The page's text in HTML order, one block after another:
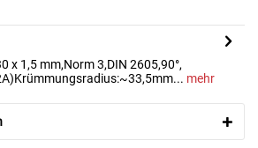
x 1,5 mm,Norm 3,DIN 2605,90°,
mehr